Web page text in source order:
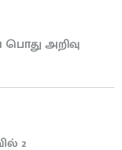
அறிவு
2